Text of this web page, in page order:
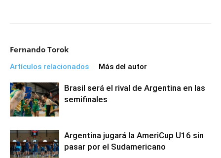
Fernando Torok
Artículos relacionados Más del autor
Brasil será el rival de Argentina en las
semifinales
Argentina jugará la AmeriCup U16 sin
pasar por el Sudamericano